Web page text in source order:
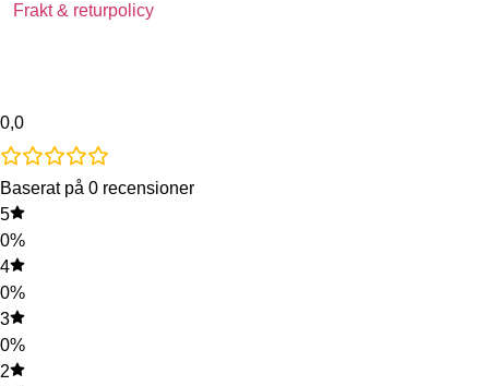
Frakt & returpolicy
0,0
Baserat på 0 recensioner
5
0%
4
0%
3
0%
2